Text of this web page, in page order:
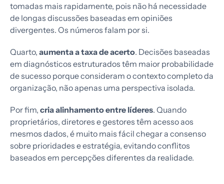
tomadas mais rapidamente, pois não há necessidade
de longas discussões baseadas em opiniões
divergentes. Os números falam por si.
Quarto, aumenta a taxa de acerto. Decisões baseadas
em diagnósticos estruturados têm maior probabilidade
de sucesso porque consideram o contexto completo da
organização, não apenas uma perspectiva isolada.
Por fim, cria alinhamento entre líderes. Quando
proprietários, diretores e gestores têm acesso aos
mesmos dados, é muito mais fácil chegar a consenso
sobre prioridades e estratégia, evitando conflitos
baseados em percepções diferentes da realidade.